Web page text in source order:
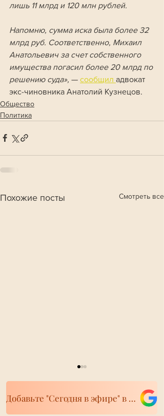
лишь 11 млрд и 120 млн рублей.
Напомню, сумма иска была более 32
млрд руб. Соответственно, Михаил
Анатольевич за счет собственного
имущества погасил более 20 млрд по
решению суда», — сообщил адвокат
экс-чиновника Анатолий Кузнецов.
Общество
Политика
Похожие посты Смотреть все
Добавьте "Сегодня в эфире" в свои источники